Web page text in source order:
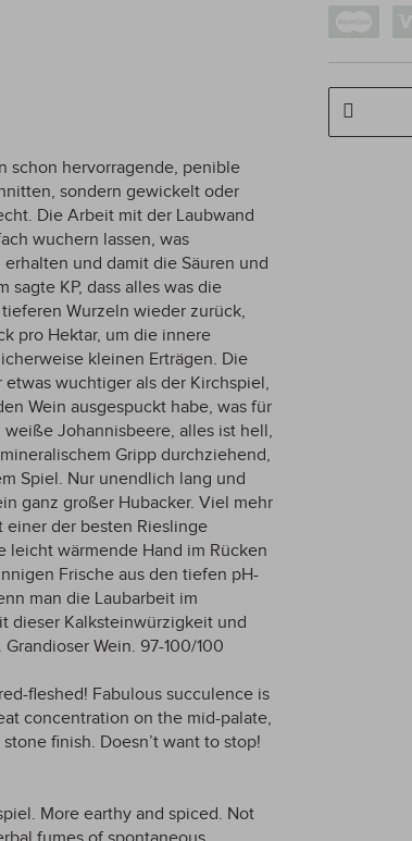
schon hervorragende, penible
sondern gewickelt oder
Die Arbeit mit der Laubwand
wuchern lassen, was
und damit die Säuren und
KP, dass alles was die
Wurzeln wieder zurück,
pro Hektar, um die innere
kleinen Erträgen. Die
wuchtiger als der Kirchspiel,
Wein ausgespuckt habe, was für
Johannisbeere, alles ist hell,
Gripp durchziehend,
Spiel. Nur unendlich lang und
ganz großer Hubacker. Viel mehr
einer der besten Rieslinge
leicht wärmende Hand im Rücken
Frische aus den tiefen pH-
man die Laubarbeit im
dieser Kalksteinwürzigkeit und
Wein. 97-100/100
fleshed! Fabulous succulence is
concentration on the mid-palate,
finish. Doesn’t want to stop!
More earthy and spiced. Not